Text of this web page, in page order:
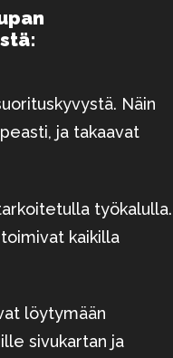
Näin
ja takaavat
työkalulla.
kaikilla
löytymään
sivukartan ja